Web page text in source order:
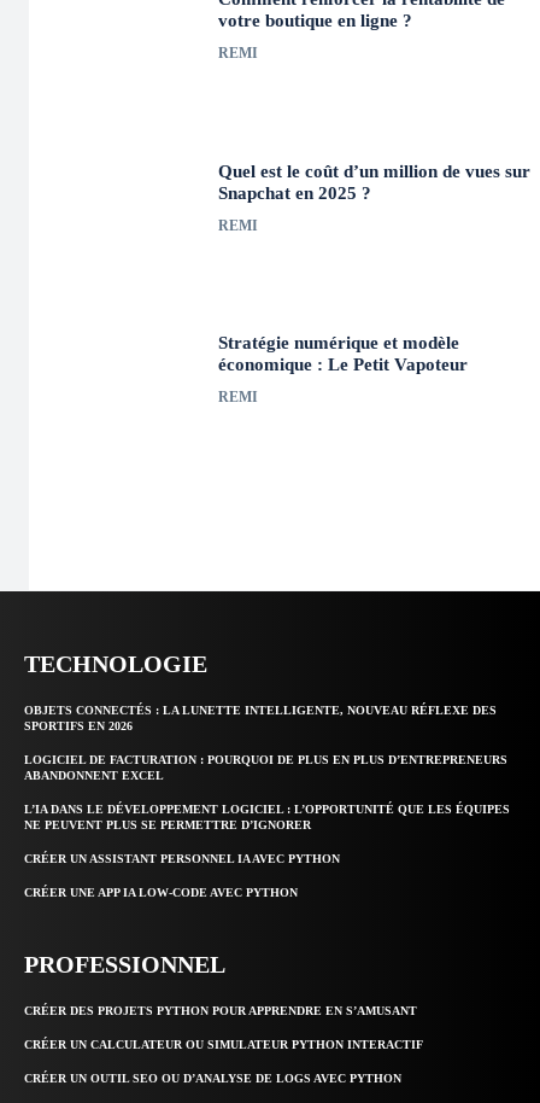
votre boutique en ligne ?
REMI
Quel est le coût d’un million de vues sur
Snapchat en 2025 ?
REMI
Stratégie numérique et modèle
économique : Le Petit Vapoteur
REMI
TECHNOLOGIE
OBJETS CONNECTÉS : LA LUNETTE INTELLIGENTE, NOUVEAU RÉFLEXE DES
SPORTIFS EN 2026
LOGICIEL DE FACTURATION : POURQUOI DE PLUS EN PLUS D’ENTREPRENEURS
ABANDONNENT EXCEL
L’IA DANS LE DÉVELOPPEMENT LOGICIEL : L’OPPORTUNITÉ QUE LES ÉQUIPES
NE PEUVENT PLUS SE PERMETTRE D’IGNORER
CRÉER UN ASSISTANT PERSONNEL IA AVEC PYTHON
CRÉER UNE APP IA LOW-CODE AVEC PYTHON
PROFESSIONNEL
CRÉER DES PROJETS PYTHON POUR APPRENDRE EN S’AMUSANT
CRÉER UN CALCULATEUR OU SIMULATEUR PYTHON INTERACTIF
CRÉER UN OUTIL SEO OU D’ANALYSE DE LOGS AVEC PYTHON